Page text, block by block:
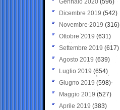
Gennaio 2020 (596)
Dicembre 2019 (542)
Novembre 2019 (316)
Ottobre 2019 (631)
Settembre 2019 (617)
Agosto 2019 (639)
Luglio 2019 (654)
Giugno 2019 (598)
Maggio 2019 (527)
Aprile 2019 (383)